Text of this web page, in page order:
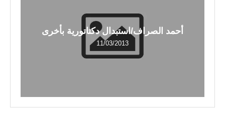
أحمد الصراف/استبدال دكتاتورية بأخرى
11/03/2013